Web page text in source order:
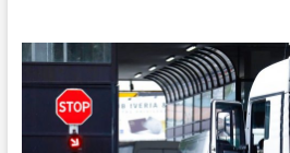
историческое
здание
с
аквариумом